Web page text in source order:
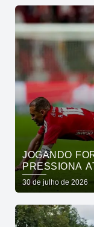
JOGANDO
PRESSIONA
PELO
30 de julho de 2026